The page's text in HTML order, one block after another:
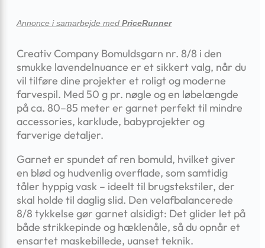
Annonce i samarbejde med PriceRunner
Creativ Company Bomuldsgarn nr. 8/8 i den
smukke lavendel­nuance er et sikkert valg, når du
vil tilføre dine projekter et roligt og moderne
farvespil. Med 50 g pr. nøgle og en løbelængde
på ca. 80–85 meter er garnet perfekt til mindre
accessories, karklude, babyprojekter og
farverige detaljer.
Garnet er spundet af ren bomuld, hvilket giver
en blød og hudvenlig overflade, som samtidig
tåler hyppig vask – ideelt til brugstekstiler, der
skal holde til daglig slid. Den velafbalancerede
8/8 tykkelse gør garnet alsidigt: Det glider let på
både strikkepinde og hæklenåle, så du opnår et
ensartet maskebillede, uanset teknik.